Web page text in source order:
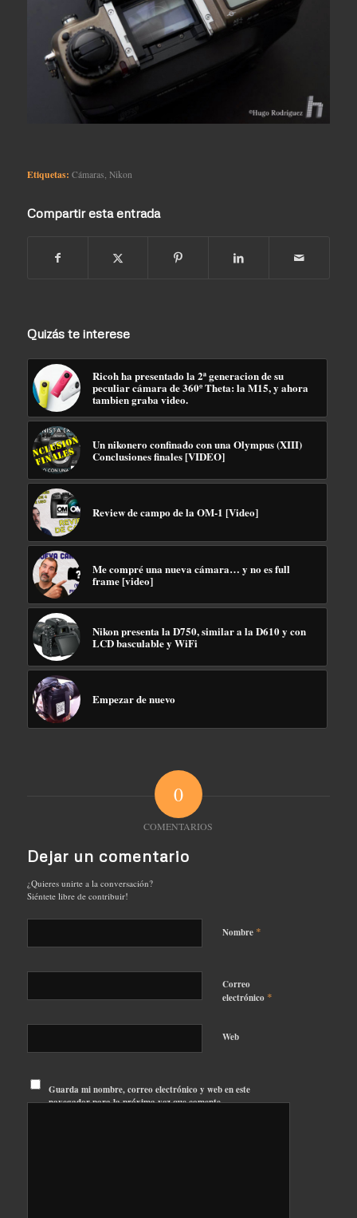
Etiquetas: Cámaras, Nikon
Compartir esta entrada
Quizás te interese
Ricoh ha presentado la 2ª generacion de su
peculiar cámara de 360º Theta: la M15, y ahora
tambien graba video.
Un nikonero confinado con una Olympus (XIII)
Conclusiones finales [VIDEO]
Review de campo de la OM-1 [Video]
Me compré una nueva cámara… y no es full
frame [video]
Nikon presenta la D750, similar a la D610 y con
LCD basculable y WiFi
Empezar de nuevo
0
COMENTARIOS
Dejar un comentario
¿Quieres unirte a la conversación?
Siéntete libre de contribuir!
Nombre *
Correo
electrónico *
Web
Guarda mi nombre, correo electrónico y web en este
navegador para la próxima vez que comente.